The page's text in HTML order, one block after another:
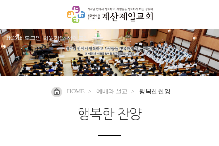
HOME 로그인 회원가입 사이트맵
HOME > 예배와 설교 > 행복한 찬양
행복한 찬양